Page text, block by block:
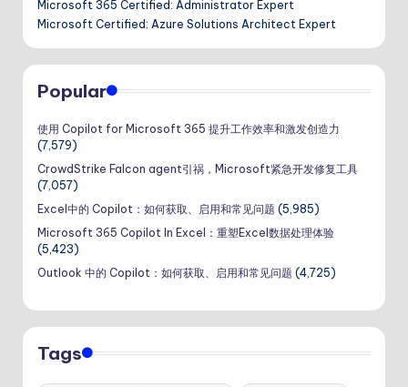
Microsoft 365 Certified: Administrator Expert
Microsoft Certified: Azure Solutions Architect Expert
Popular
使用 Copilot for Microsoft 365 提升工作效率和激发创造力
(7,579)
CrowdStrike Falcon agent引祸，Microsoft紧急开发修复工具
(7,057)
Excel中的 Copilot：如何获取、启用和常见问题 (5,985)
Microsoft 365 Copilot In Excel：重塑Excel数据处理体验
(5,423)
Outlook 中的 Copilot：如何获取、启用和常见问题 (4,725)
Tags